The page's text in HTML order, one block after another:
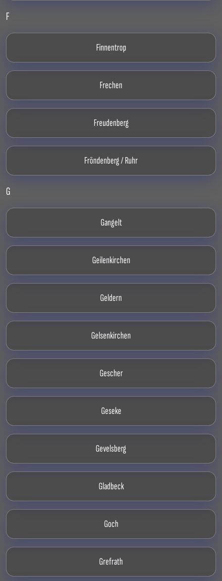
F
Finnentrop
Frechen
Freudenberg
Fröndenberg / Ruhr
G
Gangelt
Geilenkirchen
Geldern
Gelsenkirchen
Gescher
Geseke
Gevelsberg
Gladbeck
Goch
Grefrath